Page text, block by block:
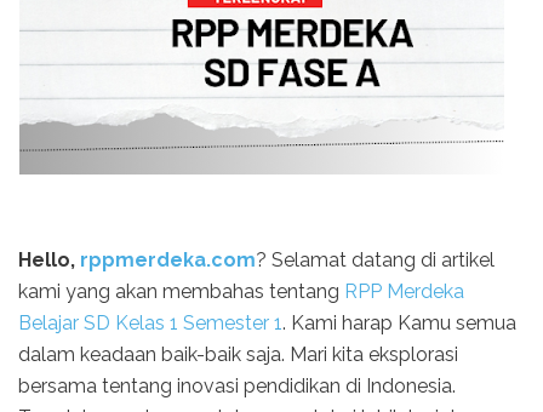
Hello, rppmerdeka.com? Selamat datang di artikel
kami yang akan membahas tentang RPP Merdeka
Belajar SD Kelas 1 Semester 1. Kami harap Kamu semua
dalam keadaan baik-baik saja. Mari kita eksplorasi
bersama tentang inovasi pendidikan di Indonesia.